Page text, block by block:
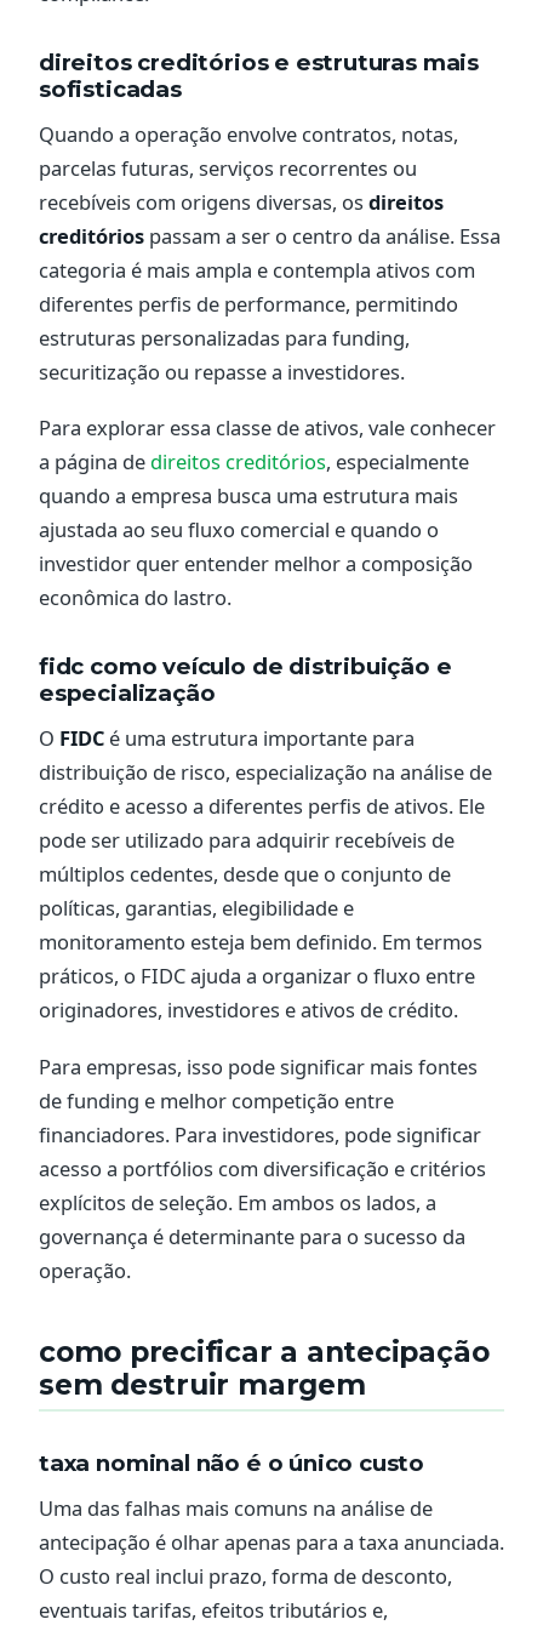
direitos creditórios e estruturas mais
sofisticadas
Quando a operação envolve contratos, notas,
parcelas futuras, serviços recorrentes ou
recebíveis com origens diversas, os direitos
creditórios passam a ser o centro da análise. Essa
categoria é mais ampla e contempla ativos com
diferentes perfis de performance, permitindo
estruturas personalizadas para funding,
securitização ou repasse a investidores.
Para explorar essa classe de ativos, vale conhecer
a página de direitos creditórios, especialmente
quando a empresa busca uma estrutura mais
ajustada ao seu fluxo comercial e quando o
investidor quer entender melhor a composição
econômica do lastro.
fidc como veículo de distribuição e
especialização
O FIDC é uma estrutura importante para
distribuição de risco, especialização na análise de
crédito e acesso a diferentes perfis de ativos. Ele
pode ser utilizado para adquirir recebíveis de
múltiplos cedentes, desde que o conjunto de
políticas, garantias, elegibilidade e
monitoramento esteja bem definido. Em termos
práticos, o FIDC ajuda a organizar o fluxo entre
originadores, investidores e ativos de crédito.
Para empresas, isso pode significar mais fontes
de funding e melhor competição entre
financiadores. Para investidores, pode significar
acesso a portfólios com diversificação e critérios
explícitos de seleção. Em ambos os lados, a
governança é determinante para o sucesso da
operação.
como precificar a antecipação
sem destruir margem
taxa nominal não é o único custo
Uma das falhas mais comuns na análise de
antecipação é olhar apenas para a taxa anunciada.
O custo real inclui prazo, forma de desconto,
eventuais tarifas, efeitos tributários e,